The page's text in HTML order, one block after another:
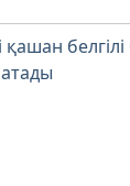
қашан